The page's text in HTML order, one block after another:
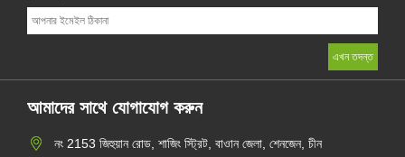
আমাদের সাথে যোগাযোগ করুন
নং 2153 জিহুয়ান রোড, শাজিং স্ট্রিট, বাওান জেলা, শেনজেন, চীন